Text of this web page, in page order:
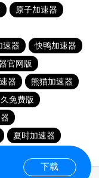
原子加速器
速器
快鸭加速器
官网版
器
熊猫加速器
免费版
夏时加速器
下载